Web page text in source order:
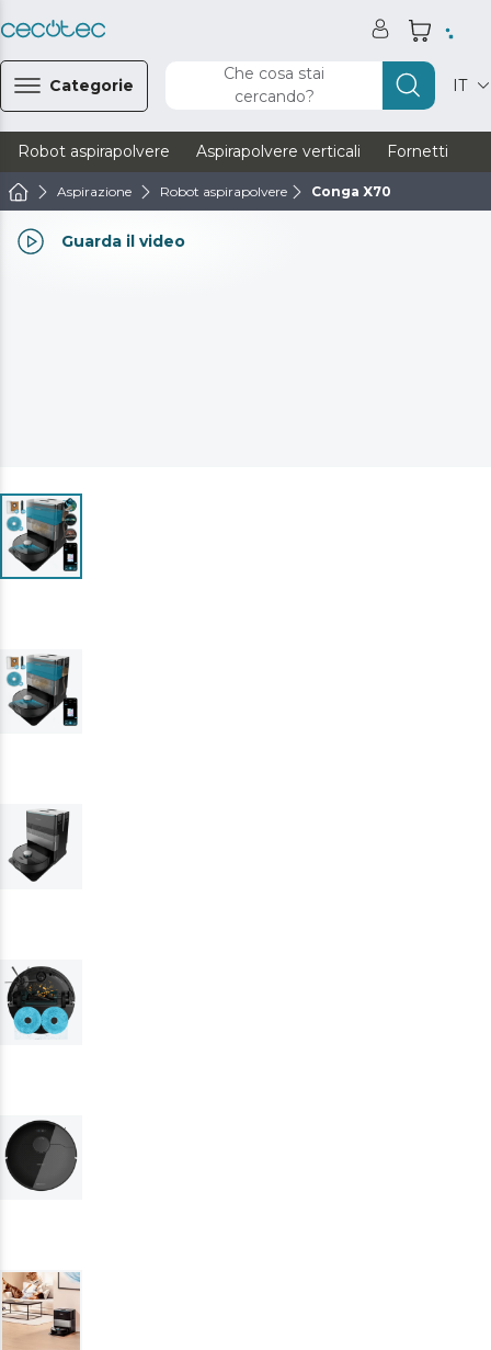
Categorie
Che cosa stai
cercando?
IT
Robot aspirapolvere Aspirapolvere verticali Fornetti
Aspirazione Robot aspirapolvere Conga X70
Guarda il video